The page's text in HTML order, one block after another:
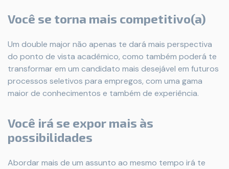
Você se torna mais competitivo(a)
Um double major não apenas te dará mais perspectiva
do ponto de vista acadêmico, como também poderá te
transformar em um candidato mais desejável em futuros
processos seletivos para empregos, com uma gama
maior de conhecimentos e também de experiência.
Você irá se expor mais às
possibilidades
Abordar mais de um assunto ao mesmo tempo irá te